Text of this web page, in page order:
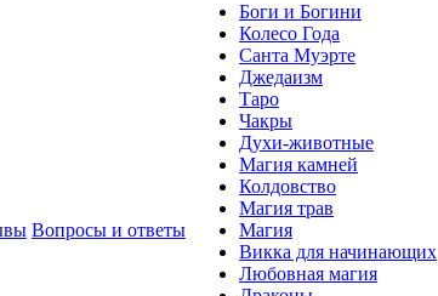
Вопросы и ответы
Боги и Богини
Колесо Года
Санта Муэрте
Джедаизм
Таро
Чакры
Духи-животные
Магия камней
Колдовство
Магия трав
Магия
Викка для начинающих
Любовная магия